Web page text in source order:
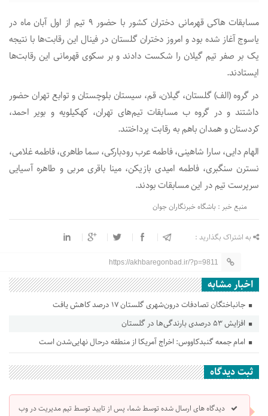
مسابقات هاکی قهرمانی دختران کشور با حضور ۹ تیم از اول آبان ماه در
یاسوج آغاز شده بود و امروز دختران گلستان در فینال این رقابت‌ها با نتیجه
یک بر صفر تیم گیلان را شکست دادند و بر سکوی قهرمانی این رقابت‌ها
ایستادند.
در گروه (الف) گلستان، گیلان، قم، سیستان بلوچستان و توابع تهران حضور
داشتند و در گروه ب مسابقات تیم‌های تهران، کهکیلویه و بویر احمد،
کردستان و همدان باهم به رقابت پرداختند.
الهام دایی، سارا شاهینی، فاطمه عرب رودبارکی، سما طاهری، فاطمه غلامی،
نسترن سنگبری، فاطمه امیدی بازیکن، مینا باقری مربی و طاهره آسیایی
سرپرست تیم در این مسابقات بودند.
منبع خبر : باشگاه خبرنگاران جوان
به اشتراک بگذارید :
https://akhbaregonbad.ir/?p=9811
اخبار مشابه
جانباختگان تصادفات درون‌شهری گلستان ۱۷ درصد کاهش یافت
افزایش ۵۳ درصدی بارندگی‌ها در گلستان
امام جمعه گنبدکاووس: اخراج آمریکا از منطقه درحال نهایی‌شدن است
ثبت دیدگاه
دیدگاه های ارسال شده توسط شما، پس از تایید توسط تیم مدیریت در وب